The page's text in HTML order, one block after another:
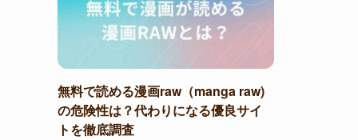
無料で読める漫画raw（manga raw)
の危険性は？代わりになる優良サイ
トを徹底調査